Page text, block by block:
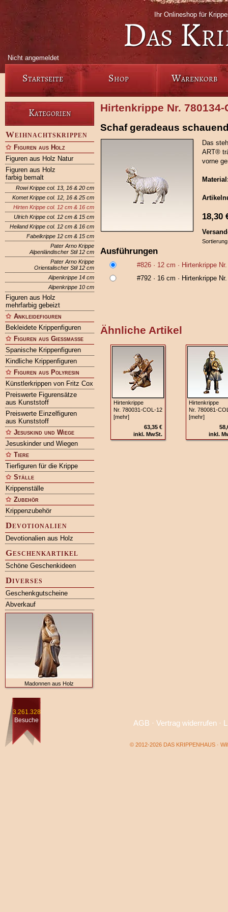
Ihr Onlineshop für
Das
Nicht angemeldet
Startseite Shop Warenkorb
Kategorien
Weihnachtskrippen
Figuren aus Holz
Figuren aus Holz Natur
Figuren aus Holz
farbig bemalt
Rowi Krippe col. 13, 16 & 20 cm
Komet Krippe col. 12, 16 & 25 cm
Hirten Krippe col. 12 cm & 16 cm
Ulrich Krippe col. 12 cm & 15 cm
Heiland Krippe col. 12 cm & 16 cm
Fabelkrippe 12 cm & 15 cm
Pater Arno Krippe
Alpenländischer Stil 12 cm
Pater Arno Krippe
Orientalischer Stil 12 cm
Alpenkrippe 14 cm
Alpenkrippe 10 cm
Figuren aus Holz
mehrfarbig gebeizt
Ankleidefiguren
Bekleidete Krippenfiguren
Figuren aus Gießmasse
Spanische Krippenfiguren
Kindliche Krippenfiguren
Figuren aus Polyresin
Künstlerkrippen von Fritz Cox
Preiswerte Figurensätze
aus Kunststoff
Preiswerte Einzelfiguren
aus Kunststoff
Jesuskind und Wiege
Jesuskinder und Wiegen
Tiere
Tierfiguren für die Krippe
Ställe
Krippenställe
Zubehör
Krippenzubehör
Devotionalien
Devotionalien aus Holz
Geschenkartikel
Schöne Geschenkideen
Diverses
Geschenkgutscheine
Abverkauf
Madonnen aus Holz
Hirtenkrippe Nr.
Schaf geradeaus
Das
ART®
vorne
18,30
Ausführungen
#826 · 12 cm · Hirtenkrippe
#792 · 16 cm · Hirtenkrippe
Ähnliche Artikel
Hirtenkrippe
Nr. 780031‑COL‑12
[mehr]
63,35 €
inkl. MwSt.
Hirtenkrippe
Nr.
[mehr]
inkl.
3.261.328
Besuche
AGB · Vertrag widerrufen·
© 2012-2026 DAS KRIPPENHAUS ·